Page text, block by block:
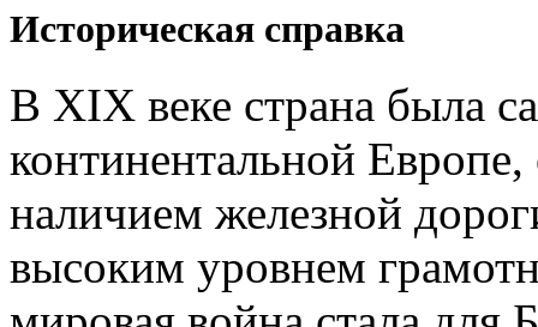
Историческая справка
В XIX веке страна была
континентальной Европе,
наличием железной
высоким уровнем